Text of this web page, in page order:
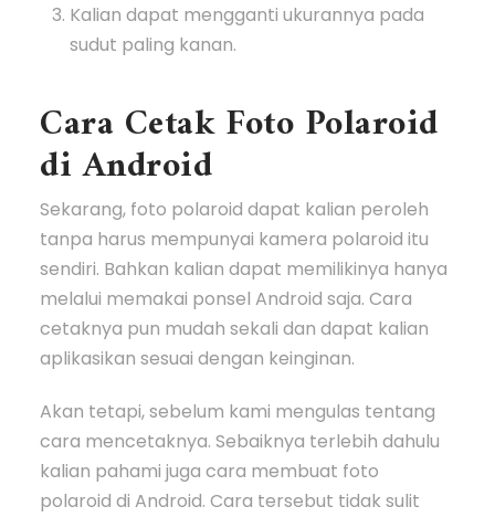
Kalian dapat mengganti ukurannya pada
sudut paling kanan.
Cara Cetak Foto Polaroid
di Android
Sekarang, foto polaroid dapat kalian peroleh
tanpa harus mempunyai kamera polaroid itu
sendiri. Bahkan kalian dapat memilikinya hanya
melalui memakai ponsel Android saja. Cara
cetaknya pun mudah sekali dan dapat kalian
aplikasikan sesuai dengan keinginan.
Akan tetapi, sebelum kami mengulas tentang
cara mencetaknya. Sebaiknya terlebih dahulu
kalian pahami juga cara membuat foto
polaroid di Android. Cara tersebut tidak sulit